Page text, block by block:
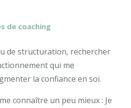
de coaching
de structuration, rechercher
qui me
la confiance en soi.
connaître un peu mieux : Je